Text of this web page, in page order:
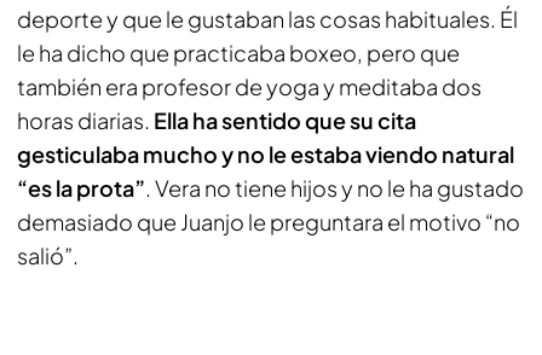
deporte y que le gustaban las cosas habituales. Él
le ha dicho que practicaba boxeo, pero que
también era profesor de yoga y meditaba dos
horas diarias. Ella ha sentido que su cita
gesticulaba mucho y no le estaba viendo natural
“es la prota”. Vera no tiene hijos y no le ha gustado
demasiado que Juanjo le preguntara el motivo “no
salió”.